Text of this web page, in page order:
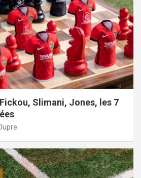
Slimani, Jones, les 7